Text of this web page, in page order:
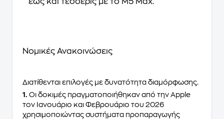
έως και τέσσερις με το M5 Max.
Νομικές Ανακοινώσεις
Διατίθενται επιλογές με δυνατότητα διαμόρφωσης.
1. Οι δοκιμές πραγματοποιήθηκαν από την Apple
τον Ιανουάριο και Φεβρουάριο του 2026
χρησιμοποιώντας συστήματα προπαραγωγής